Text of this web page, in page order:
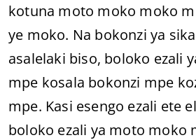
kotuna moto moko moko
ye moko. Na bokonzi ya
asalelaki biso, boloko ezali
mpe kosala bokonzi mpe
mpe. Kasi esengo ezali ete
boloko ezali ya moto moko